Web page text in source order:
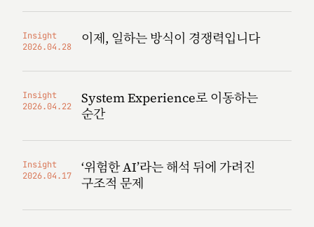
Insight
2026.04.28
이제, 일하는 방식이 경쟁력입니다
Insight
2026.04.22
System Experience로 이동하는
순간
Insight
2026.04.17
‘위험한 AI’라는 해석 뒤에 가려진
구조적 문제